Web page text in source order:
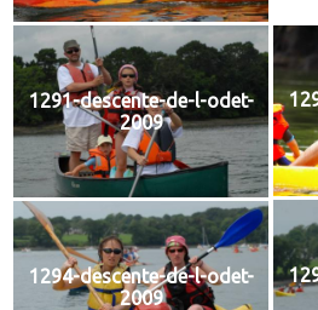
1291-descente-de-l-odet-
2009
1294-descente-de-l-odet-
2009